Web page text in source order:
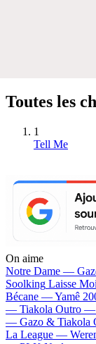
Toutes les
1
Tell Me
On aime
Notre Dame —
Soolking Laisse
Bécane —Yamê
— Tiakola Outro —
— Gazo & Tiakola
La League —